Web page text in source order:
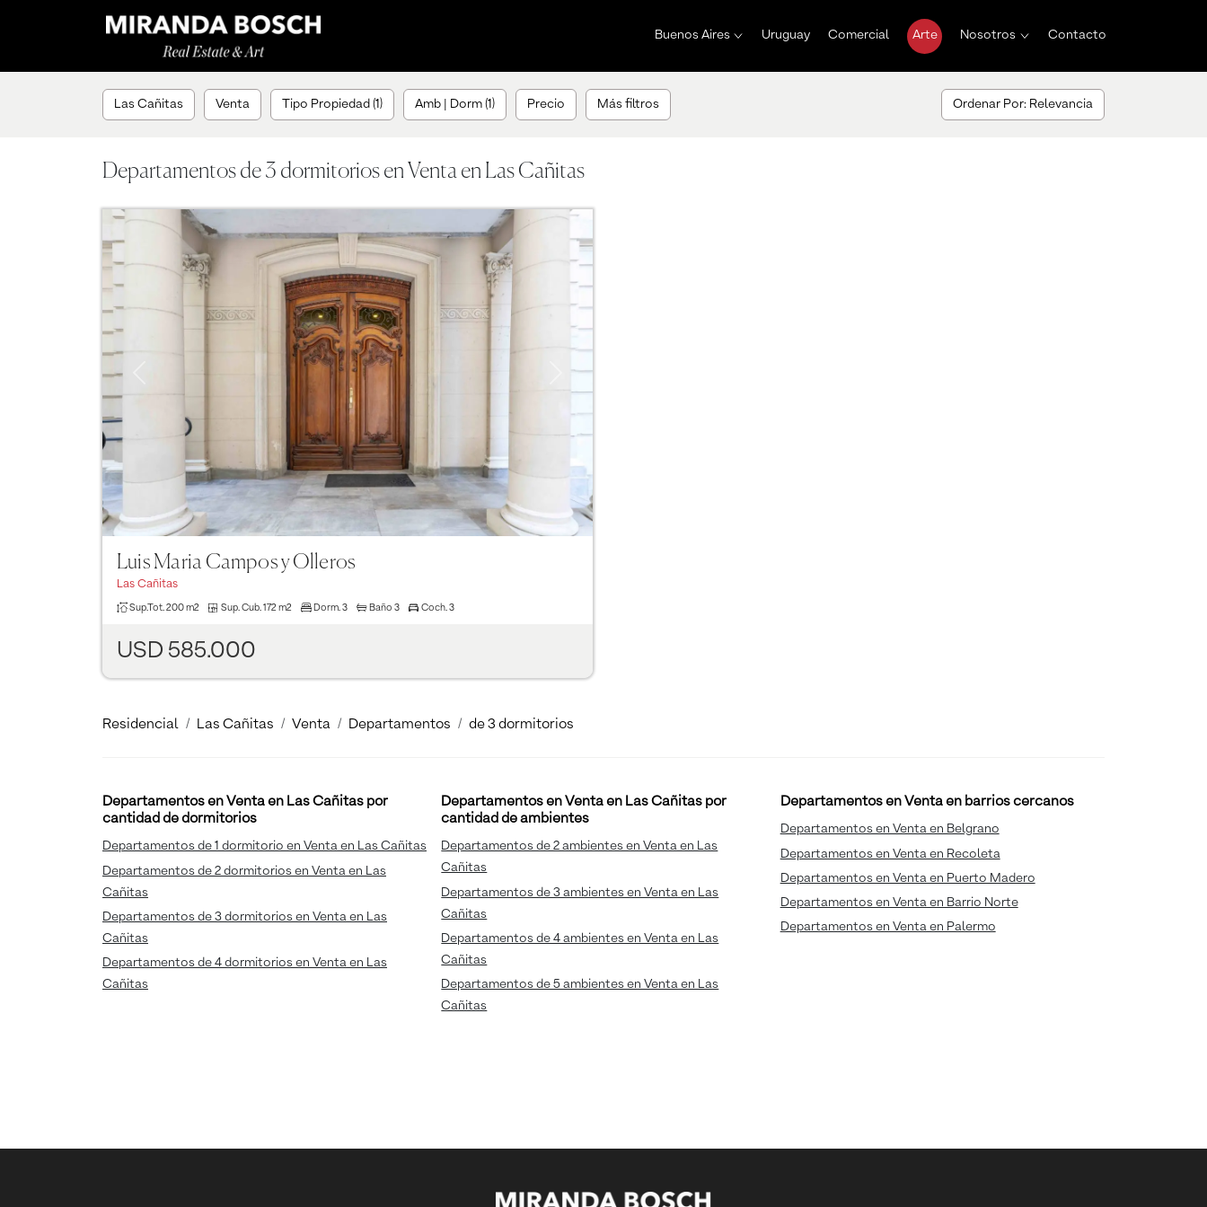
Buenos Aires Uruguay Comercial Arte Nosotros Contacto
Las Cañitas Venta Tipo Propiedad (1) Amb | Dorm (1) Precio Más filtros Ordenar Por: Relevancia
Departamentos de 3 dormitorios en Venta en Las Cañitas
Luis Maria Campos y Olleros
Las Cañitas
Sup.Tot. 200 m2 Sup. Cub. 172 m2 Dorm. 3 Baño 3 Coch. 3
USD 585.000
Residencial Las Cañitas Venta Departamentos de 3 dormitorios
Departamentos en Venta en Las Cañitas por
cantidad de dormitorios
Departamentos de 1 dormitorio en Venta en Las Cañitas
Departamentos de 2 dormitorios en Venta en Las
Cañitas
Departamentos de 3 dormitorios en Venta en Las
Cañitas
Departamentos de 4 dormitorios en Venta en Las
Cañitas
Departamentos en Venta en Las Cañitas por
cantidad de ambientes
Departamentos de 2 ambientes en Venta en Las
Cañitas
Departamentos de 3 ambientes en Venta en Las
Cañitas
Departamentos de 4 ambientes en Venta en Las
Cañitas
Departamentos de 5 ambientes en Venta en Las
Cañitas
Departamentos en Venta en barrios cercanos
Departamentos en Venta en Belgrano
Departamentos en Venta en Recoleta
Departamentos en Venta en Puerto Madero
Departamentos en Venta en Barrio Norte
Departamentos en Venta en Palermo